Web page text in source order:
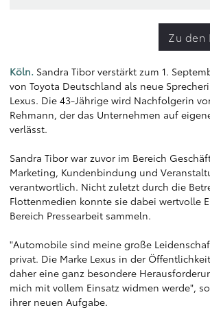
Köln. Sandra Tibor verstärkt zum 1.
von Toyota Deutschland als neue
Lexus. Die 43-Jährige wird Nachfolgerin
Rehmann, der das Unternehmen auf
verlässt.
Sandra Tibor war zuvor im Bereich
Marketing, Kundenbindung und
verantwortlich. Nicht zuletzt durch die
Flottenmedien konnte sie dabei wertvolle
Bereich Pressearbeit sammeln.
"Automobile sind meine große
privat. Die Marke Lexus in der
daher eine ganz besondere
mich mit vollem Einsatz widmen werde",
ihrer neuen Aufgabe.